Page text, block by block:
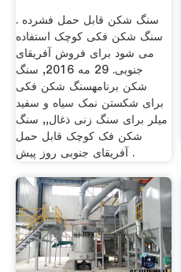
سنگ شکن قابل حمل فشرده .
سنگ شکن فکی کوچک استفاده
می شود برای فروش آفریقای
جنوبی. 29 مه 2016, سنگ
شکن برنامهسنگ شکن فکی
برای شکستن نمک سیاه و سفید
میلر برای سنگ زنی ذغال,, سنگ
شکن فک کوچک قابل حمل
آفریقای جنوبی روز پیش .